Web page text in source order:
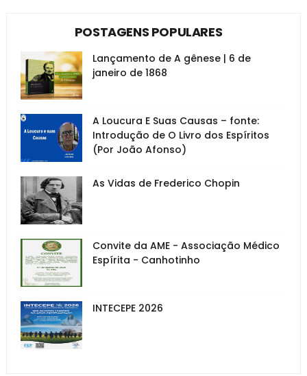
POSTAGENS POPULARES
Lançamento de A gênese | 6 de
janeiro de 1868
A Loucura E Suas Causas – fonte:
Introdução de O Livro dos Espíritos
(Por João Afonso)
As Vidas de Frederico Chopin
Convite da AME - Associação Médico
Espírita - Canhotinho
INTECEPE 2026